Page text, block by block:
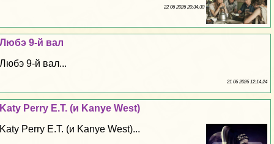
22 06 2026 20:34:30
Любэ 9-й вал
Любэ 9-й вал...
21 06 2026 12:14:24
Katy Perry E.T. (и Kanye West)
Katy Perry E.T. (и Kanye West)...